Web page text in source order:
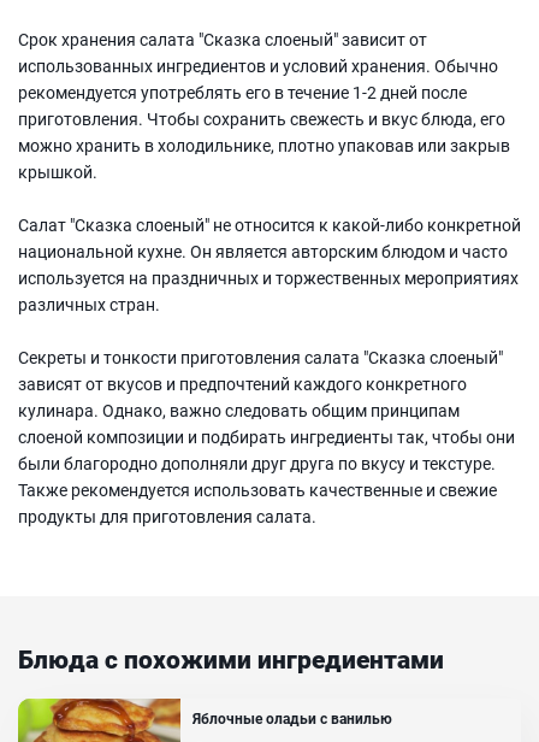
Срок хранения салата "Сказка слоеный" зависит от
использованных ингредиентов и условий хранения. Обычно
рекомендуется употреблять его в течение 1-2 дней после
приготовления. Чтобы сохранить свежесть и вкус блюда, его
можно хранить в холодильнике, плотно упаковав или закрыв
крышкой.
Салат "Сказка слоеный" не относится к какой-либо конкретной
национальной кухне. Он является авторским блюдом и часто
используется на праздничных и торжественных мероприятиях
различных стран.
Секреты и тонкости приготовления салата "Сказка слоеный"
зависят от вкусов и предпочтений каждого конкретного
кулинара. Однако, важно следовать общим принципам
слоеной композиции и подбирать ингредиенты так, чтобы они
были благородно дополняли друг друга по вкусу и текстуре.
Также рекомендуется использовать качественные и свежие
продукты для приготовления салата.
Блюда с похожими ингредиентами
Яблочные оладьи с ванилью